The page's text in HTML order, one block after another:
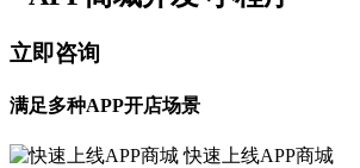
立即咨询
满足多种APP开店场景
快速上线APP商城